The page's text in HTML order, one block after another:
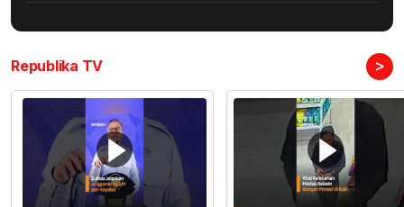
Republika TV >